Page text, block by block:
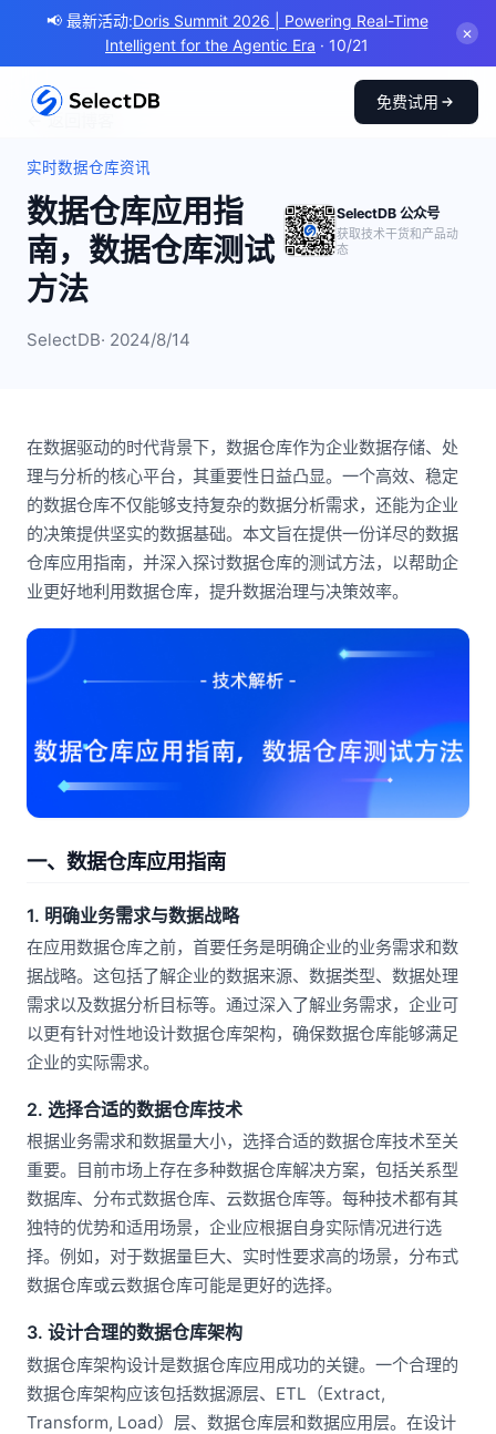
📢 最新活动:Doris Summit 2026 | Powering Real-Time
Intelligent for the Agentic Era · 10/21
✕
免费试用
← 返回博客
实时数据仓库资讯
数据仓库应用指
南，数据仓库测试
方法
SelectDB· 2024/8/14
SelectDB 公众号
获取技术干货和产品动
态
在数据驱动的时代背景下，数据仓库作为企业数据存储、处
理与分析的核心平台，其重要性日益凸显。一个高效、稳定
的数据仓库不仅能够支持复杂的数据分析需求，还能为企业
的决策提供坚实的数据基础。本文旨在提供一份详尽的数据
仓库应用指南，并深入探讨数据仓库的测试方法，以帮助企
业更好地利用数据仓库，提升数据治理与决策效率。
一、数据仓库应用指南
1. 明确业务需求与数据战略
在应用数据仓库之前，首要任务是明确企业的业务需求和数
据战略。这包括了解企业的数据来源、数据类型、数据处理
需求以及数据分析目标等。通过深入了解业务需求，企业可
以更有针对性地设计数据仓库架构，确保数据仓库能够满足
企业的实际需求。
2. 选择合适的数据仓库技术
根据业务需求和数据量大小，选择合适的数据仓库技术至关
重要。目前市场上存在多种数据仓库解决方案，包括关系型
数据库、分布式数据仓库、云数据仓库等。每种技术都有其
独特的优势和适用场景，企业应根据自身实际情况进行选
择。例如，对于数据量巨大、实时性要求高的场景，分布式
数据仓库或云数据仓库可能是更好的选择。
3. 设计合理的数据仓库架构
数据仓库架构设计是数据仓库应用成功的关键。一个合理的
数据仓库架构应该包括数据源层、ETL（Extract,
Transform, Load）层、数据仓库层和数据应用层。在设计